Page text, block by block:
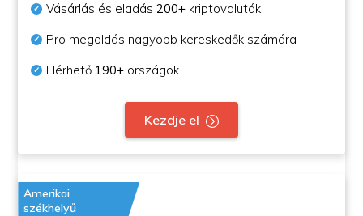
Vásárlás és eladás200+ kriptovaluták
Pro megoldás nagyobb kereskedők számára
Elérhető 190+ országok
Kezdje el
Amerikai
székhelyű